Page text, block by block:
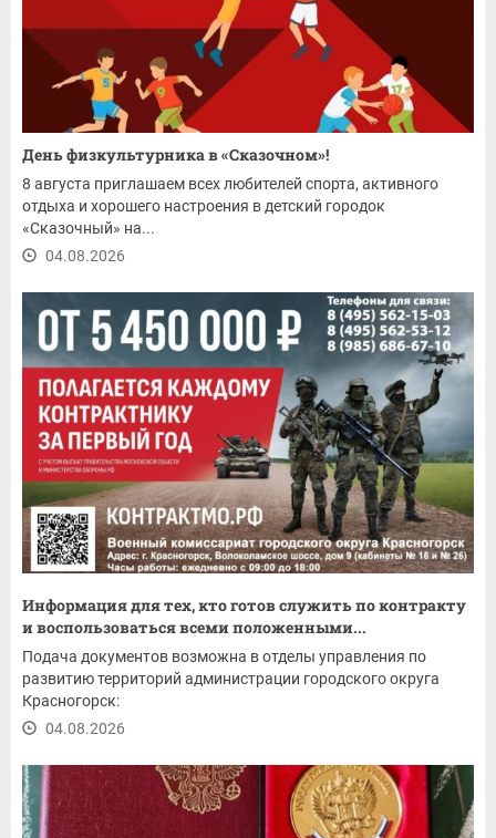
День физкультурника в «Сказочном»!
8 августа приглашаем всех любителей спорта, активного
отдыха и хорошего настроения в детский городок
«Сказочный» на...
04.08.2026
Информация для тех, кто готов служить по контракту
и воспользоваться всеми положенными...
Подача документов возможна в отделы управления по
развитию территорий администрации городского округа
Красногорск:
04.08.2026